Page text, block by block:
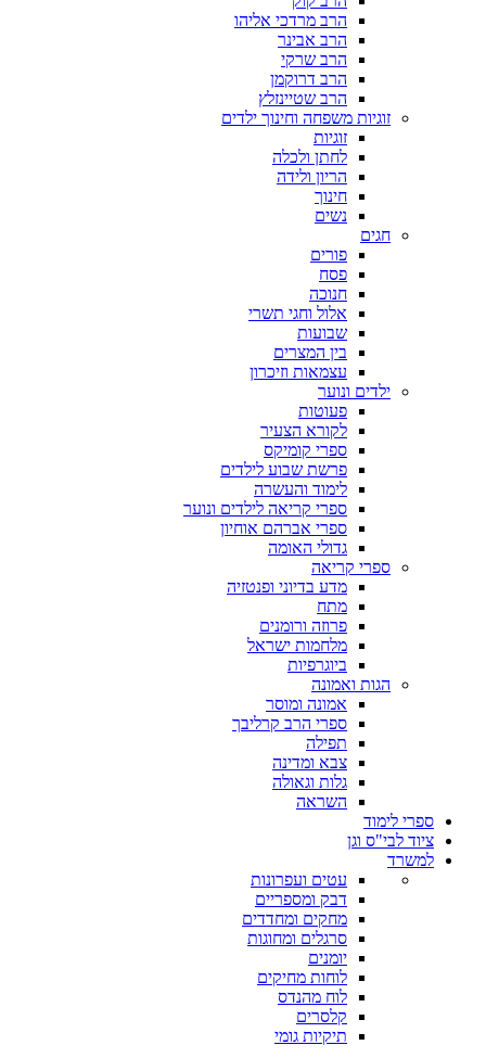
הרב מרדכי אליהו
הרב אבינר
הרב שרקי
הרב דרוקמן
הרב שטיינזלץ
זוגיות משפחה וחינוך ילדים
זוגיות
לחתן ולכלה
הריון ולידה
חינוך
נשים
חגים
פורים
פסח
חנוכה
אלול וחגי תשרי
שבועות
בין המצרים
עצמאות וזיכרון
ילדים ונוער
פעוטות
לקורא הצעיר
ספרי קומיקס
פרשת שבוע לילדים
לימוד והעשרה
ספרי קריאה לילדים ונוער
ספרי אברהם אוחיון
גדולי האומה
ספרי קריאה
מדע בדיוני ופנטזיה
מתח
פרוזה ורומנים
מלחמות ישראל
ביוגרפיות
הגות ואמונה
אמונה ומוסר
ספרי הרב קרליבך
תפילה
צבא ומדינה
גלות וגאולה
השראה
ספרי לימוד
ציוד לבי"ס וגן
למשרד
עטים ועפרונות
דבק ומספריים
מחקים ומחדדים
סרגלים ומחוגות
יומנים
לוחות מחיקים
לוח מהנדס
קלסרים
תיקיות גומי